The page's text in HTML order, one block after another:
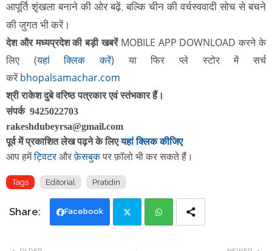
आपूर्ति शृंखला बनाने की ओर बढ़ें, बल्कि चीन की वर्चस्ववादी सोच से बचने
की जुगत भी करें।
देश और मध्यप्रदेश की बड़ी खबरें MOBILE APP DOWNLOAD करने के
लिए (यहां क्लिक करें) या फिरप्ले स्टोर में सर्च
करें bhopalsamachar.com
श्री राकेश दुबे वरिष्ठ पत्रकार एवं स्तंभकार हैं।
संपर्क 9425022703
rakeshdubeyrsa@gmail.com
पूर्व में प्रकाशित लेख पढ़ने के लिएयहां क्लिक कीजिए
आप हमेंट्विटरऔरफ़ेसबुकपर फ़ॉलो भी कर सकते हैं।
Tags Editorial Pratidin
Facebook